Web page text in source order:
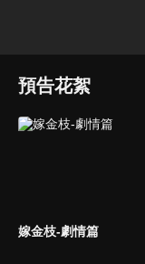
預告花絮
嫁金枝-劇情篇